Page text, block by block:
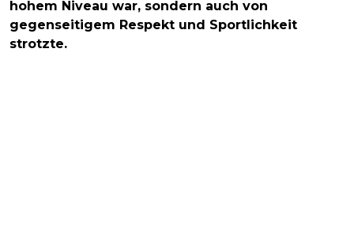
hohem Niveau war, sondern auch von
gegenseitigem Respekt und Sportlichkeit
strotzte.